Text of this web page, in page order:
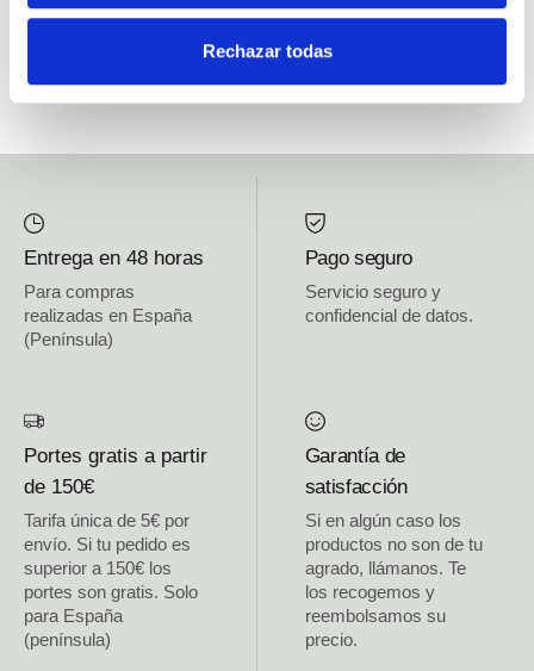
Rechazar todas
Entrega en 48 horas
Para compras
realizadas en España
(Península)
Pago seguro
Servicio seguro y
confidencial de datos.
Portes gratis a partir
de 150€
Tarifa única de 5€ por
envío. Si tu pedido es
superior a 150€ los
portes son gratis. Solo
para España
(península)
Garantía de
satisfacción
Si en algún caso los
productos no son de tu
agrado, llámanos. Te
los recogemos y
reembolsamos su
precio.